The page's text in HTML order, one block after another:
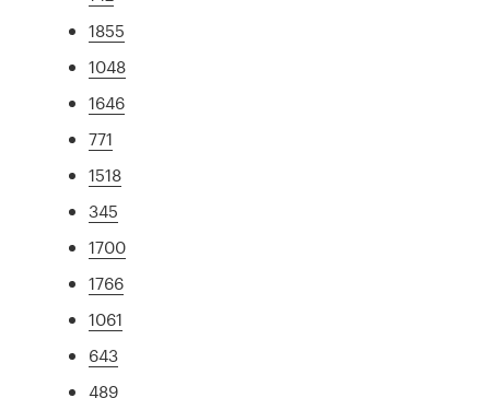
1855
1048
1646
771
1518
345
1700
1766
1061
643
489